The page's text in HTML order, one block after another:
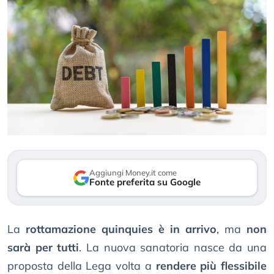
Aggiungi Money.it come
Fonte preferita su Google
La rottamazione quinquies è in arrivo, ma non
sarà per tutti. La nuova sanatoria nasce da una
proposta della Lega volta a rendere più flessibile